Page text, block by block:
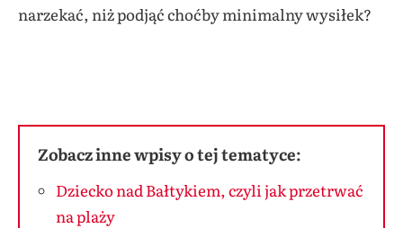
narzekać, niż podjąć choćby minimalny wysiłek?
Zobacz inne wpisy o tej tematyce:
Dziecko nad Bałtykiem, czyli jak przetrwać
na plaży